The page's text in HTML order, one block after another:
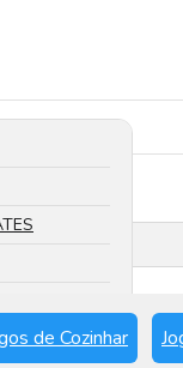
de Cozinhar